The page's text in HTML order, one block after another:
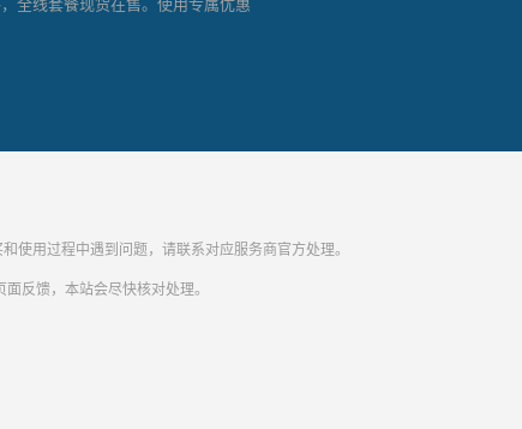
用过程中遇到问题，请联系对应服务商官方处理。
面反馈，本站会尽快核对处理。